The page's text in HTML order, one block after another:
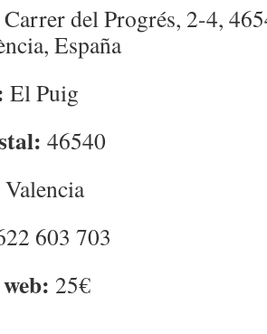
Carrer del Progrés, 2-4,
España
El Puig
46540
Valencia
603 703
25€